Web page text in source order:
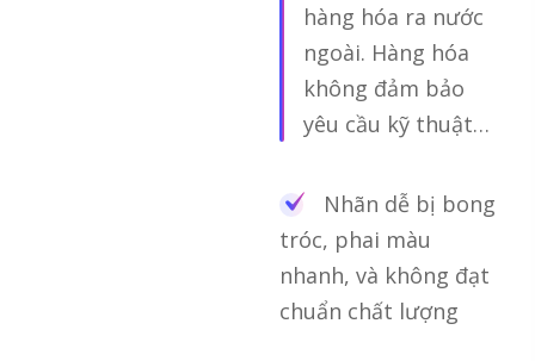
hàng hóa ra nước
ngoài. Hàng hóa
không đảm bảo
yêu cầu kỹ thuật…
Nhãn dễ bị bong
tróc, phai màu
nhanh, và không đạt
chuẩn chất lượng